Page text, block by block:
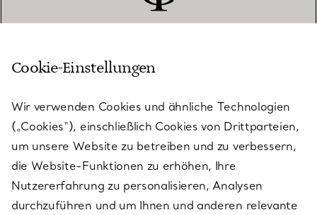
KUNDENSERVICE
SERVICES
ÜBER TIFFANY & CO.
Cookie-Einstellungen
Wir verwenden Cookies und ähnliche Technologien
(„Cookies“), einschließlich Cookies von Drittparteien,
um unsere Website zu betreiben und zu verbessern,
die Website-Funktionen zu erhöhen, Ihre
Nutzererfahrung zu personalisieren, Analysen
durchzuführen und um Ihnen und anderen relevante